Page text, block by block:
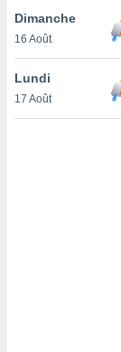
de
Dimanche
16 Août
Lundi
17 Août